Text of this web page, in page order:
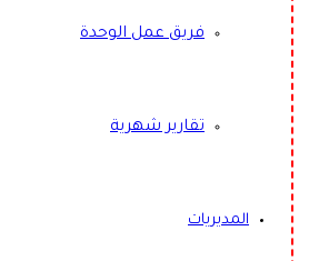
فريق عمل الوحدة
تقارير شهرية
المديريات